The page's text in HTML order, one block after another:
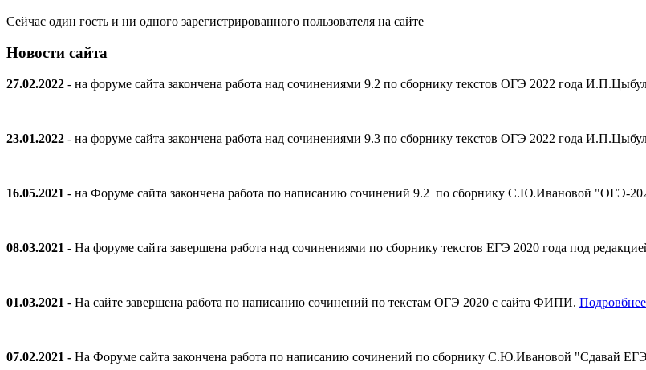
Сейчас один гость и ни одного зарегистрированного пользователя на сайте
Новости сайта
27.02.2022 - на форуме сайта закончена работа над сочинениями 9.2 по сборнику текстов ОГЭ 2022 года
23.01.2022 - на форуме сайта закончена работа над сочинениями 9.3 по сборнику текстов ОГЭ 2022 года
16.05.2021 - на Форуме сайта закончена работа по написанию сочинений 9.2 по сборнику С.Ю.Ивановой "ОГЭ-
08.03.2021 - На форуме сайта завершена работа над сочинениями по сборнику текстов ЕГЭ 2020 года под
01.03.2021 - На сайте завершена работа по написанию сочинений по текстам ОГЭ 2020 с сайта ФИПИ.
07.02.2021 - На Форуме сайта закончена работа по написанию сочинений по сборнику С.Ю.Ивановой "Сдавай